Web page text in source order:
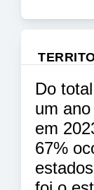
Do
um
em
67%